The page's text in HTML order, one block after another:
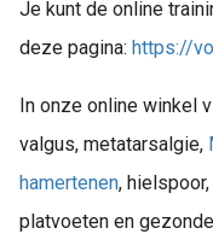
Je kunt de online
deze pagina: https://
In onze online winkel
valgus, metatarsalgie,
hamertenen,
platvoeten en